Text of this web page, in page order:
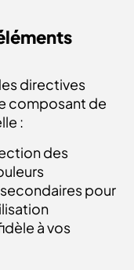
directives
composant de
:
des
pour
à vos